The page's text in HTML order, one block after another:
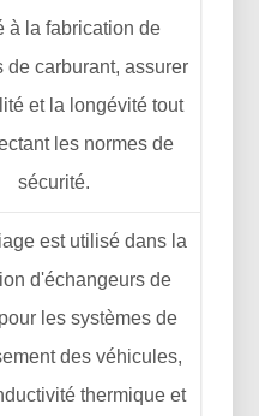
à la fabrication de
de carburant, assurer
et la longévité tout
les normes de
sécurité.
est utilisé dans la
d'échangeurs de
les systèmes de
des véhicules,
thermique et